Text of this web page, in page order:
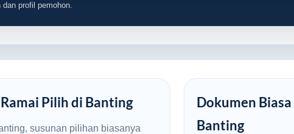
profil pemohon.
Pilih di Banting
susunan pilihan biasanya
Dokumen
Banting